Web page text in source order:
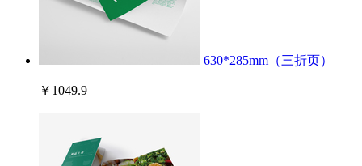
630*285mm（三折页）
￥1049.9